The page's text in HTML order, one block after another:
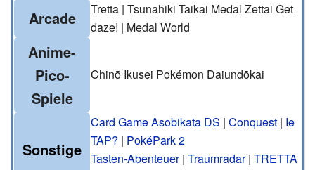
Arcade
Tretta | Tsunahiki Taikai Medal Zettai Get
daze! | Medal World
Anime-
Pico-
Spiele
Chinō Ikusei Pokémon Daiundōkai
Sonstige
Card Game Asobikata DS | Conquest | Ie
TAP? | PokéPark 2
Tasten-Abenteuer| Traumradar| TRETTA